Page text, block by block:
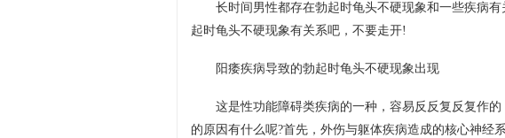
长时间男性都存在勃起时龟头不硬现象和一些疾病
起时龟头不硬现象有关系吧，不要走开!
阳痿疾病导致的勃起时龟头不硬现象出现
这是性功能障碍类疾病的一种，容易反反复反复作
的原因有什么呢?首先，外伤与躯体疾病造成的核心神经